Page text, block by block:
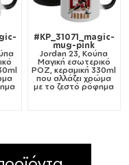
#KP_31071_magic-
mug-pink
Jordan 23, Κούπα
Μαγική εσωτερικό
ΡΟΖ, κεραμική 330ml
που αλλάζει χρώμα
με το ζεστό ρόφημα